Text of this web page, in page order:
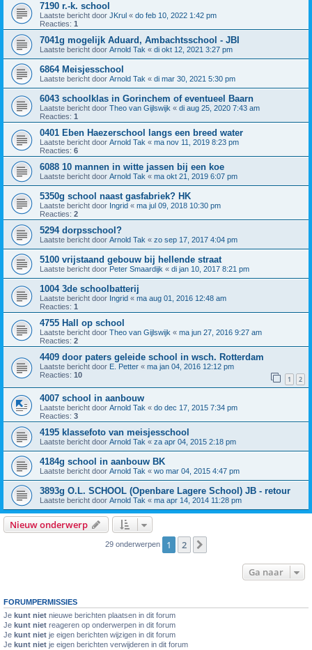
7190 r.-k. school
Laatste bericht door JKrul « do feb 10, 2022 1:42 pm
Reacties: 1
7041g mogelijk Aduard, Ambachtsschool - JBI
Laatste bericht door Arnold Tak « di okt 12, 2021 3:27 pm
6864 Meisjesschool
Laatste bericht door Arnold Tak « di mar 30, 2021 5:30 pm
6043 schoolklas in Gorinchem of eventueel Baarn
Laatste bericht door Theo van Gijlswijk « di aug 25, 2020 7:43 am
Reacties: 1
0401 Eben Haezerschool langs een breed water
Laatste bericht door Arnold Tak « ma nov 11, 2019 8:23 pm
Reacties: 6
6088 10 mannen in witte jassen bij een koe
Laatste bericht door Arnold Tak « ma okt 21, 2019 6:07 pm
5350g school naast gasfabriek? HK
Laatste bericht door Ingrid « ma jul 09, 2018 10:30 pm
Reacties: 2
5294 dorpsschool?
Laatste bericht door Arnold Tak « zo sep 17, 2017 4:04 pm
5100 vrijstaand gebouw bij hellende straat
Laatste bericht door Peter Smaardijk « di jan 10, 2017 8:21 pm
1004 3de schoolbatterij
Laatste bericht door Ingrid « ma aug 01, 2016 12:48 am
Reacties: 1
4755 Hall op school
Laatste bericht door Theo van Gijlswijk « ma jun 27, 2016 9:27 am
Reacties: 2
4409 door paters geleide school in wsch. Rotterdam
Laatste bericht door E. Petter « ma jan 04, 2016 12:12 pm
Reacties: 10 1 2
4007 school in aanbouw
Laatste bericht door Arnold Tak « do dec 17, 2015 7:34 pm
Reacties: 3
4195 klassefoto van meisjesschool
Laatste bericht door Arnold Tak « za apr 04, 2015 2:18 pm
4184g school in aanbouw BK
Laatste bericht door Arnold Tak « wo mar 04, 2015 4:47 pm
3893g O.L. SCHOOL (Openbare Lagere School) JB - retour
Laatste bericht door Arnold Tak « ma apr 14, 2014 11:28 pm
Nieuw onderwerp
29 onderwerpen 1 2
Ga naar
FORUMPERMISSIES
Je kunt niet nieuwe berichten plaatsen in dit forum
Je kunt niet reageren op onderwerpen in dit forum
Je kunt niet je eigen berichten wijzigen in dit forum
Je kunt niet je eigen berichten verwijderen in dit forum